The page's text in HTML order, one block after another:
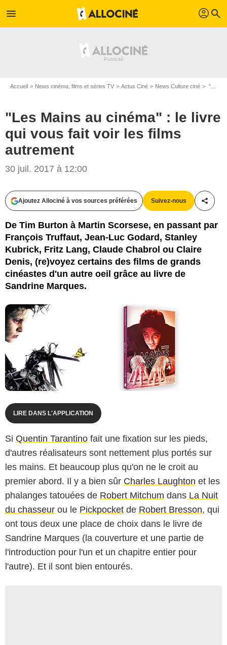
menu profil search
Accueil News cinéma, films et séries TV Actus Ciné News Culture ciné "Les Mains au cinéma" : le livre qui vous fait voir les films autrement
"Les Mains au cinéma" : le livre
qui vous fait voir les films
autrement
30 juil. 2017 à 12:00
Ajoutez Allociné à vos sources préférées Suivez-nous
De Tim Burton à Martin Scorsese, en passant par
François Truffaut, Jean-Luc Godard, Stanley
Kubrick, Fritz Lang, Claude Chabrol ou Claire
Denis, (re)voyez certains des films de grands
cinéastes d'un autre oeil grâce au livre de
Sandrine Marques.
LIRE DANS L'APPLICATION
Si Quentin Tarantino fait une fixation sur les pieds,
d'autres réalisateurs sont nettement plus portés sur
les mains. Et beaucoup plus qu'on ne le croit au
premier abord. Il y a bien sûr Charles Laughton et les
phalanges tatouées de Robert Mitchum dans La Nuit
du chasseur ou le Pickpocket de Robert Bresson, qui
ont tous deux une place de choix dans le livre de
Sandrine Marques (la couverture et une partie de
l'introduction pour l'un et un chapitre entier pour
l'autre). Et il sont bien entourés.